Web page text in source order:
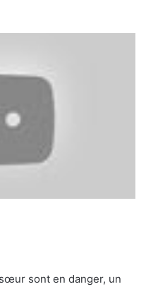
sont en danger, un